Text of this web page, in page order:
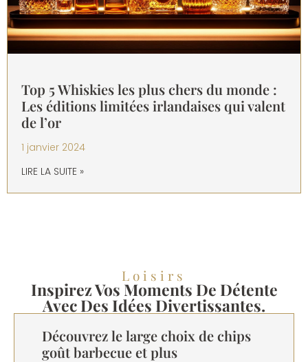
Top 5 Whiskies les plus chers du monde :
Les éditions limitées irlandaises qui valent
de l’or
1 janvier 2024
LIRE LA SUITE »
Loisirs
Inspirez Vos Moments De Détente
Avec Des Idées Divertissantes.
Découvrez le large choix de chips
goût barbecue et plus